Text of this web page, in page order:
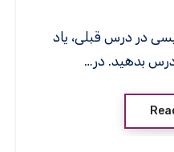
بدهید. در…